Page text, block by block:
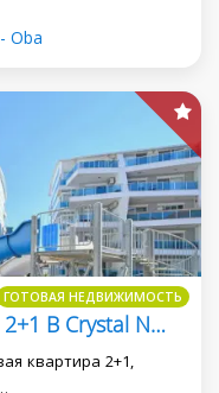
Oba
ГОТОВАЯ НЕДВИЖИМОСТЬ
Меблированная Квартира 2+1 В Crystal Nova, Подходящая Для Получения Внж
квартира 2+1,